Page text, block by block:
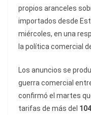
propios aranceles
importados desde
miércoles, en una
la política comercial
Los anuncios se
guerra comercial
confirmó el martes
tarifas de más del